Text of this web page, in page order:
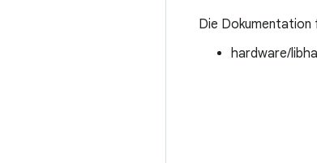
Die Dokumentation
hardware/